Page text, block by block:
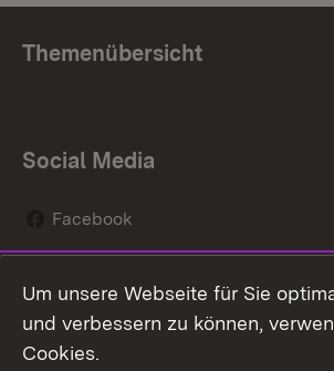
Themenübersicht
Social Media
Facebook
Social Wall
Youtube
Um unsere Webseite für Sie
und verbessern zu können,
Cookies.